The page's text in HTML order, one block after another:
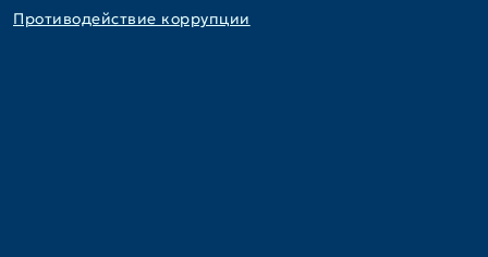
Противодействие коррупции